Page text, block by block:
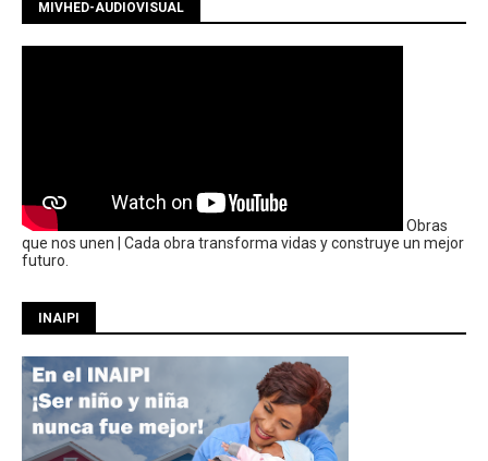
MIVHED-AUDIOVISUAL
Obras
que nos unen | Cada obra transforma vidas y construye un mejor
futuro.
INAIPI